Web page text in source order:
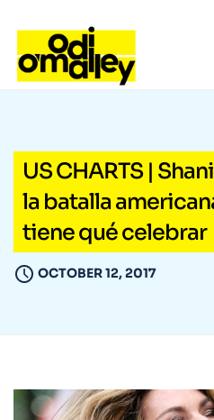
US CHARTS |
la batalla
tiene qué celebrar
OCTOBER 12, 2017